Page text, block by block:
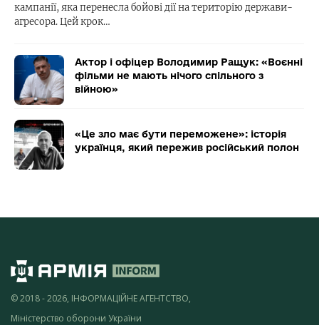
кампанії, яка перенесла бойові дії на територію держави-
агресора. Цей крок…
Актор і офіцер Володимир Ращук: «Воєнні
фільми не мають нічого спільного з
війною»
«Це зло має бути переможене»: історія
українця, який пережив російський полон
© 2018 - 2026, ІНФОРМАЦІЙНЕ АГЕНТСТВО,
Міністерство оборони України